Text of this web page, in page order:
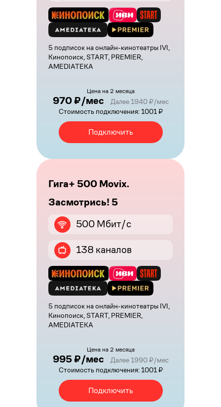
5 подписок на онлайн-кинотеатры IVI,
Кинопоиск, START, PREMIER,
AMEDIATEKA
Цена на 2 месяца
970 ₽/мес
Далее 1940 ₽/мес
Стоимость подключения: 1001 ₽
Подключить
Гига+ 500 Movix.
Засмотрись! 5
500 Мбит/с
138 каналов
5 подписок на онлайн-кинотеатры IVI,
Кинопоиск, START, PREMIER,
AMEDIATEKA
Цена на 2 месяца
995 ₽/мес
Далее 1990 ₽/мес
Стоимость подключения: 1001 ₽
Подключить